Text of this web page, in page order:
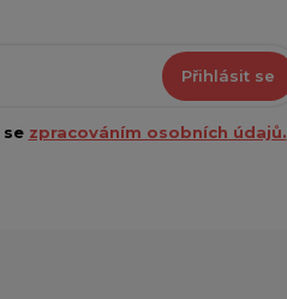
Přihlásit se
zpracováním osobních údajů.